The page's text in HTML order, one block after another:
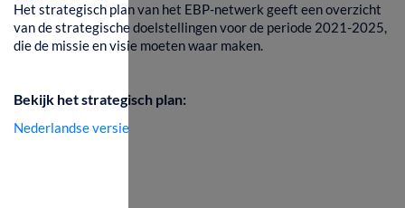
Het strategisch plan van het EBP-netwerk geeft een overzicht
van de strategische doelstellingen voor de periode 2021-2025,
die de missie en visie moeten waar maken.
Bekijk het strategisch plan:
Nederlandse versie